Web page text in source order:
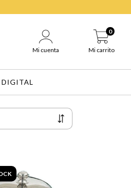
Mi cuenta Mi carrito
0
DIGITAL